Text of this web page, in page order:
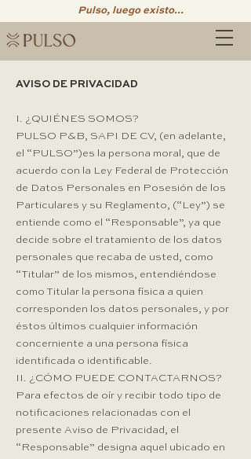
Pulso, luego existo...
AVISO DE PRIVACIDAD
I. ¿QUIÉNES SOMOS? ​
PULSO P&B, SAPI DE CV, (en adelante,
el “PULSO”)es la persona moral, que de
acuerdo con la Ley Federal de Protección
de Datos Personales en Posesión de los
Particulares y su Reglamento, (“Ley”) se
entiende como el “Responsable”, ya que
decide sobre el tratamiento de los datos
personales que recaba de usted, como
“Titular” de los mismos, entendiéndose
como Titular la persona física a quien
corresponden los datos personales, y por
éstos últimos cualquier información
concerniente a una persona física
identificada o identificable.
II. ¿CÓMO PUEDE CONTACTARNOS?​
Para efectos de oír y recibir todo tipo de
notificaciones relacionadas con el
presente Aviso de Privacidad, el
“Responsable” designa aquel ubicado en